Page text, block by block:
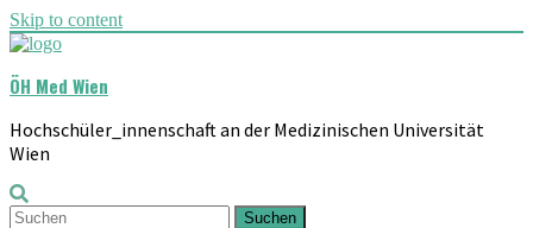
Skip to content
ÖH Med Wien
Hochschüler_innenschaft an der Medizinischen Universität
Wien
Suchen